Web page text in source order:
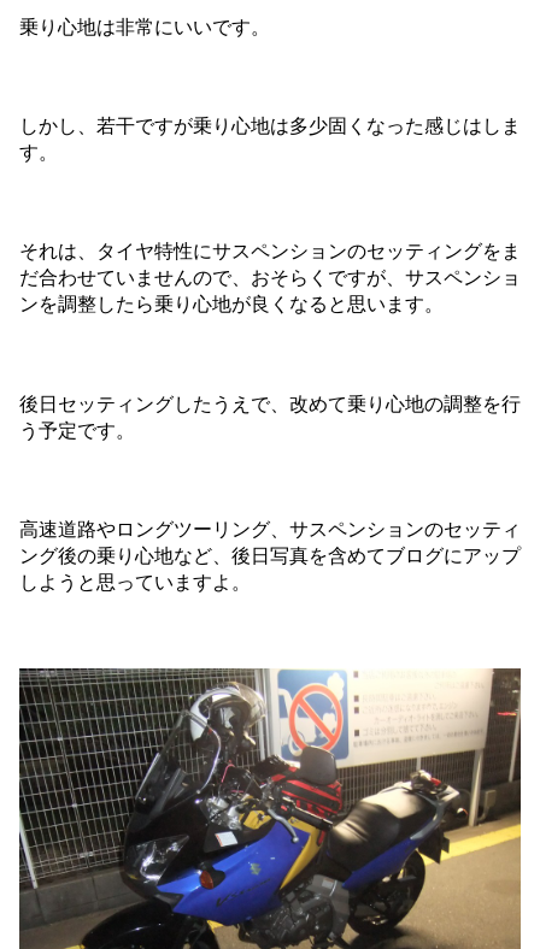
乗り心地は非常にいいです。
しかし、若干ですが乗り心地は多少固くなった感じはしま
す。
それは、タイヤ特性にサスペンションのセッティングをま
だ合わせていませんので、おそらくですが、サスペンショ
ンを調整したら乗り心地が良くなると思います。
後日セッティングしたうえで、改めて乗り心地の調整を行
う予定です。
高速道路やロングツーリング、サスペンションのセッティ
ング後の乗り心地など、後日写真を含めてブログにアップ
しようと思っていますよ。